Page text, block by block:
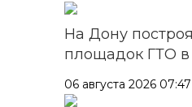
На Дону
площадок ГТО в
06 августа 2026 07:47